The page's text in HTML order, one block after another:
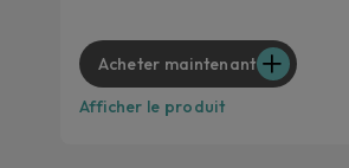
Classe E
Acheter maintenant
Afficher le produit